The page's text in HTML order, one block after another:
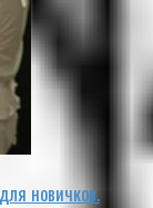
новичков.